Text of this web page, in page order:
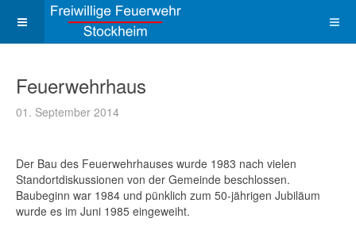
Feuerwehrhaus
01. September 2014
Der Bau des Feuerwehrhauses wurde 1983 nach vielen
Standortdiskussionen von der Gemeinde beschlossen.
Baubeginn war 1984 und pünklich zum 50-jährigen Jubiläum
wurde es im Juni 1985 eingeweiht.